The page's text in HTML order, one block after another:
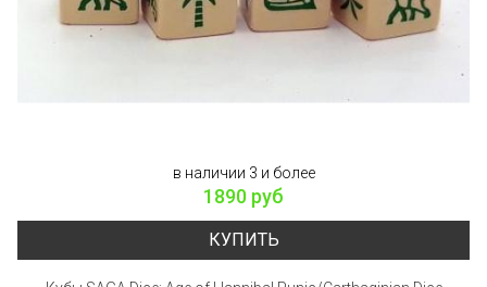
в наличии 3 и более
1890 руб
КУПИТЬ